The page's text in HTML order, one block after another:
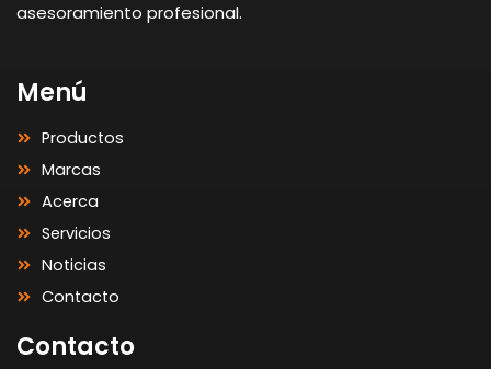
asesoramiento profesional.
Menú
Productos
Marcas
Acerca
Servicios
Noticias
Contacto
Contacto